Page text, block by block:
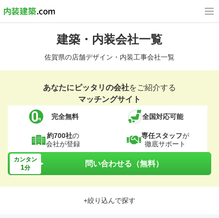
建築・内装会社一覧
佐賀県の店舗デザイン・内装工事会社一覧
あなたにピッタリの会社をご紹介する
マッチングサイト
完全無料 全国対応可能
約700社の
会社が登録
専任スタッフが
徹底サポート
カンタン
1分 問い合わせる（無料）
+絞り込んで探す